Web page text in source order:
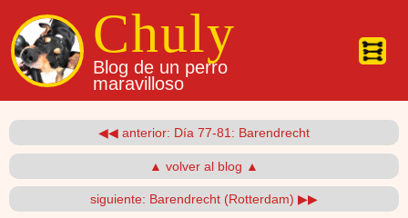
Chuly
Blog de un perro
maravilloso
◀◀ anterior: Día 77-81: Barendrecht
▲ volver al blog ▲
siguiente: Barendrecht (Rotterdam) ▶▶